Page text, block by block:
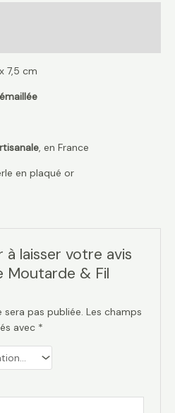
7,5 cm
, en France
en plaqué or
à laisser votre avis
Moutarde & Fil
pas publiée. Les champs
avec *